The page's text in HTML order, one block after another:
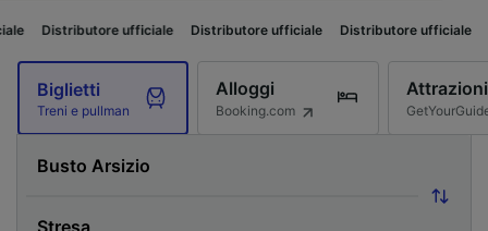
ufficiale Distributore ufficiale Distributore ufficiale
Biglietti
Treni e pullman
Alloggi
Booking.com
Attrazioni